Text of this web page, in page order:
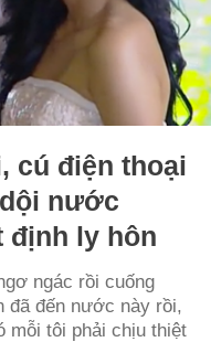
cú điện thoại
nước
định ly hôn
ngác rồi cuống
đã đến nước này rồi,
mỗi tôi phải chịu thiệt